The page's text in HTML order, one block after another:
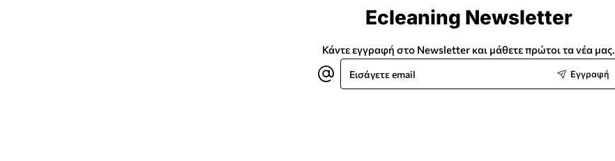
Ecleaning Newsletter
Κάντε εγγραφή στο Newsletter και μάθετε πρώτοι τα νέα μας.
Εισάγετε
email
Εγγραφή